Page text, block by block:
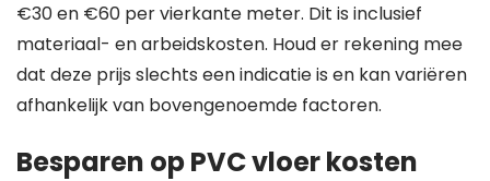
€30 en €60 per vierkante meter. Dit is inclusief
materiaal- en arbeidskosten. Houd er rekening mee
dat deze prijs slechts een indicatie is en kan variëren
afhankelijk van bovengenoemde factoren.
Besparen op PVC vloer kosten